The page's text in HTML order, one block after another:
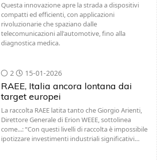
Questa innovazione apre la strada a dispositivi
compatti ed efficienti, con applicazioni
rivoluzionarie che spaziano dalle
telecomunicazioni all'automotive, fino alla
diagnostica medica.
2 15-01-2026
RAEE, Italia ancora lontana dai
target europei
La raccolta RAEE latita tanto che Giorgio Arienti,
Direttore Generale di Erion WEEE, sottolinea
come...: “Con questi livelli di raccolta è impossibile
ipotizzare investimenti industriali significativi…